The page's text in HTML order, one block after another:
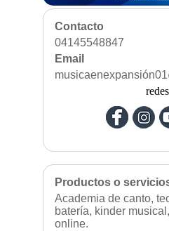
Contacto
04145548847
Email
redes
Productos o
Academia de canto,
batería, kinder
online.